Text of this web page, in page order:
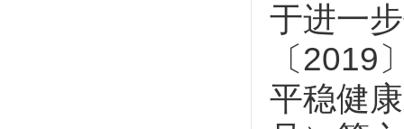
于进一
〔2019
平稳健